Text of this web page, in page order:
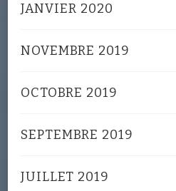
JANVIER 2020
NOVEMBRE 2019
OCTOBRE 2019
SEPTEMBRE 2019
JUILLET 2019